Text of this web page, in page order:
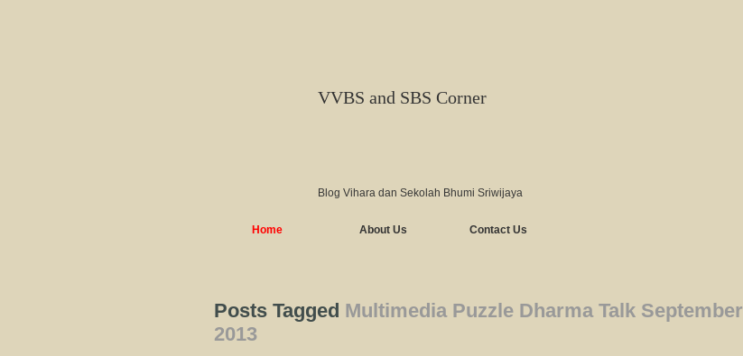
VVBS and SBS Corner
Blog Vihara dan Sekolah Bhumi Sriwijaya
Home About Us Contact Us
Posts Tagged Multimedia Puzzle Dharma Talk September
2013